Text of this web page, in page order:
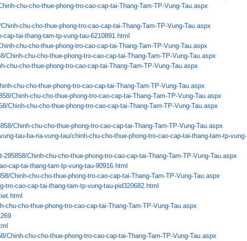
chu-cho-thue-phong-tro-cao-cap-tai-Thang-Tam-TP-Vung-Tau. aspx
chu-cho-thue-phong-tro-cao-cap-tai-Thang-Tam-TP-Vung-Tau. aspx
cap-tai-thang-tam-tp-vung-tau-6210891.html
chu-cho-thue-phong-tro-cao-cap-tai-Thang-Tam-TP-Vung-Tau. aspx
Chinh-chu-cho-thue-phong-tro-cao-cap-tai-Thang-Tam-TP-Vung-Tau. aspx
chu-cho-thue-phong-tro-cao-cap-tai-Thang-Tam-TP-Vung-Tau. aspx
chu-cho-thue-phong-tro-cao-cap-tai-Thang-Tam-TP-Vung-Tau. aspx
Chinh-chu-cho-thue-phong-tro-cao-cap-tai-Thang-Tam-TP-Vung-Tau. aspx
Chinh-chu-cho-thue-phong-tro-cao-cap-tai-Thang-Tam-TP-Vung-Tau. aspx
Chinh-chu-cho-thue-phong-tro-cao-cap-tai-Thang-Tam-TP-Vung-Tau.aspx
tau-ba-ria-vung-tau/chinh-chu-cho-thue-phong-tro-cao-cap-tai-thang-tam-tp-vung-
295858/Chinh-chu-cho-thue-phong-tro-cao-cap-tai-Thang-Tam-TP-Vung-Tau.aspx
cap-tai-thang-tam-tp-vung-tau-90916.html
Chinh-chu-cho-thue-phong-tro-cao-cap-tai-Thang-Tam-TP-Vung-Tau.aspx
tro-cao-cap-tai-thang-tam-tp-vung-tau-pid320682.html
html
chu-cho-thue-phong-tro-cao-cap-tai-Thang-Tam-TP-Vung-Tau.aspx
Chinh-chu-cho-thue-phong-tro-cao-cap-tai-Thang-Tam-TP-Vung-Tau. aspx